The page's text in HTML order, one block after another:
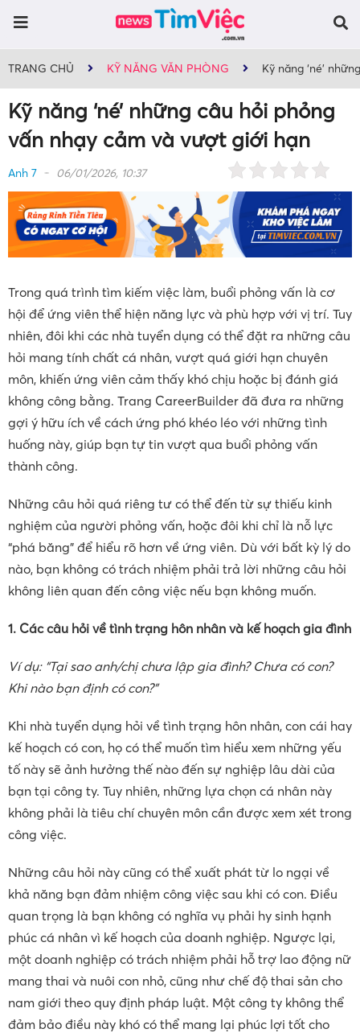
TRANG CHỦ KỸ NĂNG VĂN PHÒNG Kỹ năng ‘né’
Kỹ năng ‘né’ những câu hỏi phỏng
vấn nhạy cảm và vượt giới hạn
Anh 7 06/01/2026, 10:37
Trong quá trình tìm kiếm việc làm, buổi phỏng vấn là cơ
hội để ứng viên thể hiện năng lực và phù hợp với vị trí. Tuy
nhiên, đôi khi các nhà tuyển dụng có thể đặt ra những câu
hỏi mang tính chất cá nhân, vượt quá giới hạn chuyên
môn, khiến ứng viên cảm thấy khó chịu hoặc bị đánh giá
không công bằng. Trang CareerBuilder đã đưa ra những
gợi ý hữu ích về cách ứng phó khéo léo với những tình
huống này, giúp bạn tự tin vượt qua buổi phỏng vấn
thành công.
Những câu hỏi quá riêng tư có thể đến từ sự thiếu kinh
nghiệm của người phỏng vấn, hoặc đôi khi chỉ là nỗ lực
“phá băng” để hiểu rõ hơn về ứng viên. Dù với bất kỳ lý do
nào, bạn không có trách nhiệm phải trả lời những câu hỏi
không liên quan đến công việc nếu bạn không muốn.
1. Các câu hỏi về tình trạng hôn nhân và kế hoạch gia đình
Ví dụ: “Tại sao anh/chị chưa lập gia đình? Chưa có con?
Khi nào bạn định có con?”
Khi nhà tuyển dụng hỏi về tình trạng hôn nhân, con cái hay
kế hoạch có con, họ có thể muốn tìm hiểu xem những yếu
tố này sẽ ảnh hưởng thế nào đến sự nghiệp lâu dài của
bạn tại công ty. Tuy nhiên, những lựa chọn cá nhân này
không phải là tiêu chí chuyên môn cần được xem xét trong
công việc.
Những câu hỏi này cũng có thể xuất phát từ lo ngại về
khả năng bạn đảm nhiệm công việc sau khi có con. Điều
quan trọng là bạn không có nghĩa vụ phải hy sinh hạnh
phúc cá nhân vì kế hoạch của doanh nghiệp. Ngược lại,
một doanh nghiệp có trách nhiệm phải hỗ trợ lao động nữ
mang thai và nuôi con nhỏ, cũng như chế độ thai sản cho
nam giới theo quy định pháp luật. Một công ty không thể
đảm bảo điều này khó có thể mang lại phúc lợi tốt cho